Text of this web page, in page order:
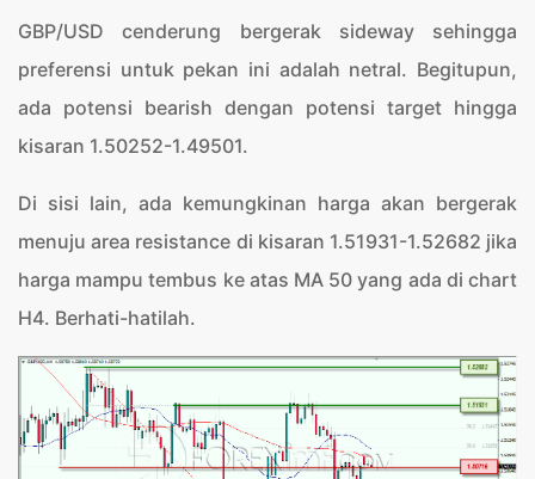
GBP/USD cenderung bergerak sideway sehingga
preferensi untuk pekan ini adalah netral. Begitupun,
ada potensi bearish dengan potensi target hingga
kisaran 1.50252-1.49501.
Di sisi lain, ada kemungkinan harga akan bergerak
menuju area resistance di kisaran 1.51931-1.52682 jika
harga mampu tembus ke atas MA 50 yang ada di chart
H4. Berhati-hatilah.